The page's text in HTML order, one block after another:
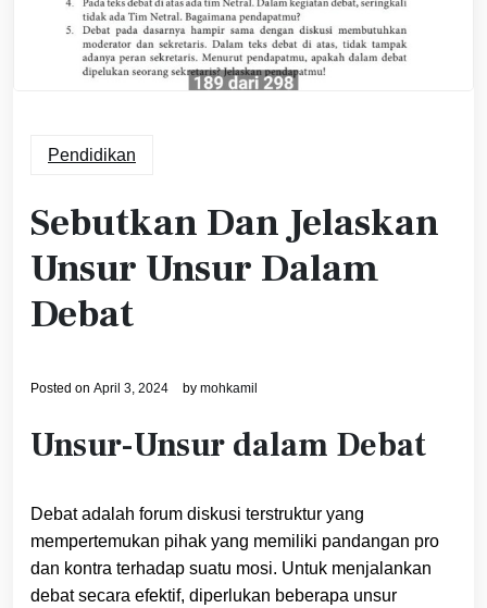
Pendidikan
Sebutkan Dan Jelaskan
Unsur Unsur Dalam
Debat
Posted on April 3, 2024 by mohkamil
Unsur-Unsur dalam Debat
Debat adalah forum diskusi terstruktur yang
mempertemukan pihak yang memiliki pandangan pro
dan kontra terhadap suatu mosi. Untuk menjalankan
debat secara efektif, diperlukan beberapa unsur